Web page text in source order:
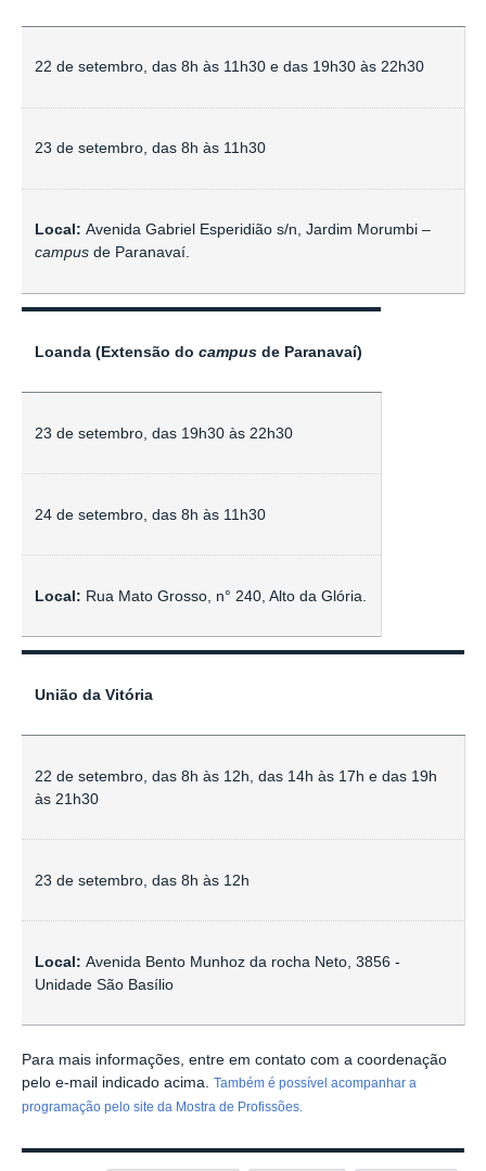
22 de setembro,das 8h às 11h30 e das 19h30 às 22h30
23 de setembro,das 8h às 11h30
Local:Avenida Gabriel Esperidião s/n, Jardim Morumbi –
campusde Paranavaí.
Loanda (Extensão docampusde Paranavaí)
23 de setembro, das 19h30 às 22h30
24 de setembro, das 8h às 11h30
Local: Rua Mato Grosso, n° 240, Alto da Glória.
União da Vitória
22 de setembro, das 8h às 12h, das 14h às 17h e das 19h
às 21h30
23 de setembro, das 8h às 12h
Local:Avenida Bento Munhoz da rocha Neto, 3856 -
Unidade São Basílio
Para mais informações, entre em contato com a coordenação
pelo e-mail indicado acima. Também é possível acompanhar a
programação pelo site da Mostra de Profissões.